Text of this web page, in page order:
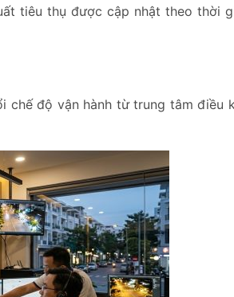
tiêu thụ được cập nhật theo thời
chế độ vận hành từ trung tâm điều